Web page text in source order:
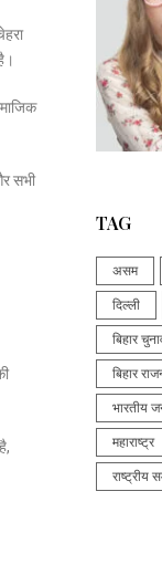
सभी
TAG
असम
दिल्ली
बिहार
बिहार
भारतीय
महाराष्ट्र
राष्ट्रीय